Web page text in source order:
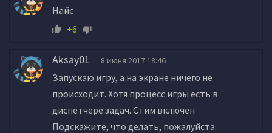
Найс
+6
Aksay01 8 июня 2017 18:46
Запускаю игру, а на экране ничего не
происходит. Хотя процесс игры есть в
диспетчере задач. Стим включен
Подскажите, что делать, пожалуйста.